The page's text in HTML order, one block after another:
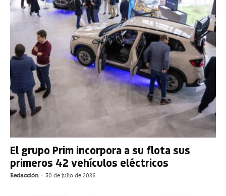
El grupo Prim incorpora a su flota sus
primeros 42 vehículos eléctricos
Redacción - 30 de julio de 2026